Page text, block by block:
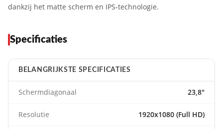
dankzij het matte scherm en IPS-technologie.
Specificaties
BELANGRIJKSTE SPECIFICATIES
Schermdiagonaal 23,8"
Resolutie 1920x1080 (Full HD)